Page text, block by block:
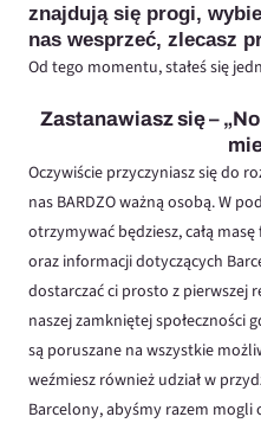
znajdują się progi,
nas wesprzeć, zlecasz
Od tego momentu, stałeś się
Zastanawiasz się –
Oczywiście przyczyniasz się do
nas BARDZO ważną osobą. W
otrzymywać będziesz, całą
oraz informacji dotyczących
dostarczać ci prosto z pierwszej
naszej zamkniętej społeczności
są poruszane na wszystkie
weźmiesz również udział w
Barcelony, abyśmy razem